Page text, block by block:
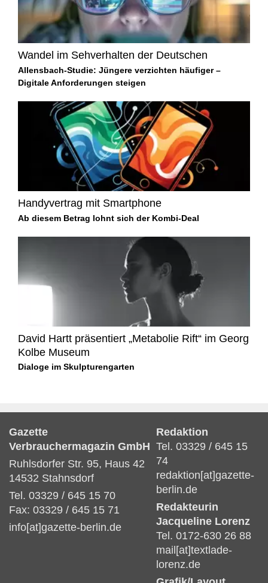
Wandel im Sehverhalten der Deutschen
Allensbach-Studie: Jüngere verzichten häufiger –
Digitale Anforderungen steigen
Handyvertrag mit Smartphone
Ab diesem Betrag lohnt sich der Kombi-Deal
David Hartt präsentiert „Metabolie Rift“ im Georg
Kolbe Museum
Dialoge im Skulpturengarten
Gazette
Verbrauchermagazin GmbH
Ruhlsdorfer Str. 95, Haus 42
14532 Stahnsdorf
Tel. 03329 / 645 15 70
Fax: 03329 / 645 15 71
info[at]gazette-berlin.de
Redaktion
Tel. 03329 / 645 15
74
redaktion[at]gazette-
berlin.de
Redakteurin
Jacqueline Lorenz
Tel. 0172-630 26 88
mail[at]textlade-
lorenz.de